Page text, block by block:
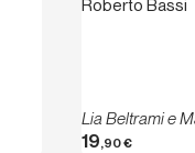
Roberto Bassi
Lia Beltrami e
19,90€